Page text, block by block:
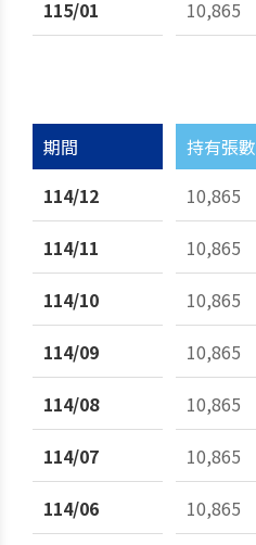
115/01
10,865
期間 持有張數
114/12
10,865
114/11
10,865
114/10
10,865
114/09
10,865
114/08
10,865
114/07
10,865
114/06
10,865